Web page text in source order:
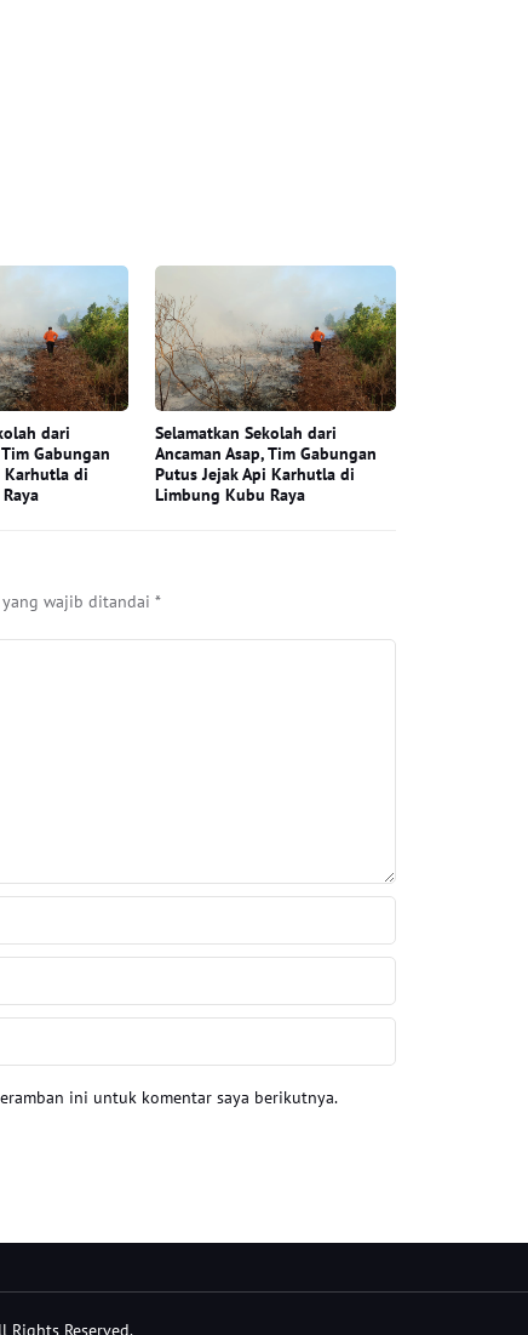
dari
Gabungan
Karhutla di
Selamatkan Sekolah dari
Ancaman Asap, Tim Gabungan
Putus Jejak Api Karhutla di
Limbung Kubu Raya
yang wajib ditandai *
ini untuk komentar saya berikutnya.
Reserved.